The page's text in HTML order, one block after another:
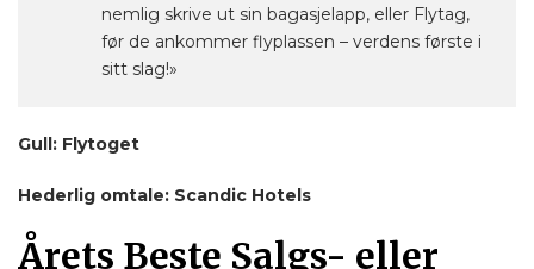
nemlig skrive ut sin bagasjelapp, eller Flytag,
før de ankommer flyplassen – verdens første i
sitt slag!»
Gull: Flytoget
Hederlig omtale: Scandic Hotels
Årets Beste Salgs- eller